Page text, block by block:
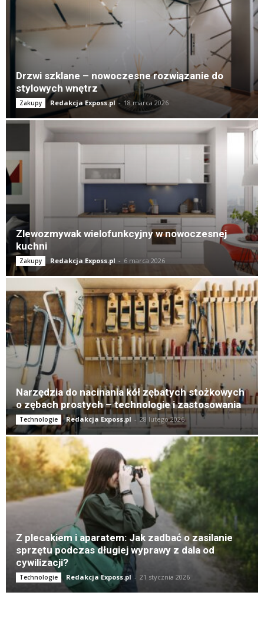
Drzwi szklane – nowoczesne rozwiązanie do
stylowych wnętrz
Zakupy Redakcja Exposs.pl - 18 marca 2026
Zlewozmywak wielofunkcyjny w nowoczesnej
kuchni
Zakupy Redakcja Exposs.pl - 6 marca 2026
Narzędzia do nacinania kół zębatych stożkowych
o zębach prostych – technologie i zastosowania
Technologie Redakcja Exposs.pl - 28 lutego 2026
Z plecakiem i aparatem: Jak zadbać o zasilanie
sprzętu podczas długiej wyprawy z dala od
cywilizacji?
Technologie Redakcja Exposs.pl - 21 stycznia 2026